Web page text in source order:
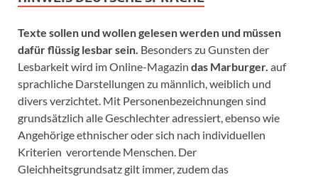
Texte sollen und wollen gelesen werden und müssen
dafür flüssig lesbar sein. Besonders zu Gunsten der
Lesbarkeit wird im Online-Magazin das Marburger. auf
sprachliche Darstellungen zu männlich, weiblich und
divers verzichtet. Mit Personenbezeichnungen sind
grundsätzlich alle Geschlechter adressiert, ebenso wie
Angehörige ethnischer oder sich nach individuellen
Kriterien verortende Menschen. Der
Gleichheitsgrundsatz gilt immer, zudem das